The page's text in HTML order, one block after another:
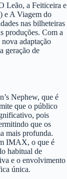
Leão, a Feiticeira e
e A Viagem do
nas bilheteiras
produções. Com a
adaptação
geração de
Nephew, que é
que o público
pois
que os
mais profunda.
IMAX, o que é
habitual de
e o envolvimento
única.